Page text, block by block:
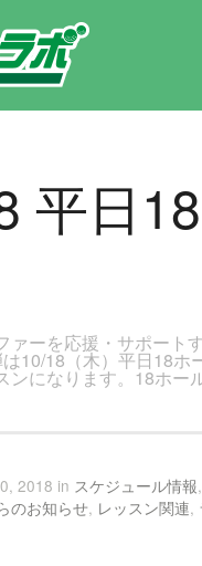
ウンドレッスン開催のお知らせのページです
平日
ァーを応援・サポート
10/18（木）平日18
ンになります。18ホ
2018 in スケジュール情報,
のお知らせ, レッスン関連,